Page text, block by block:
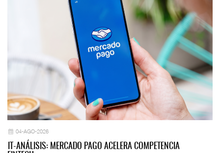
04-AGO-2026
IT-ANÁLISIS: MERCADO PAGO ACELERA COMPETENCIA